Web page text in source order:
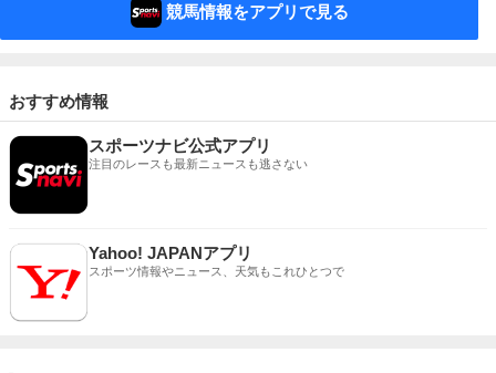
競馬情報をアプリで見る
おすすめ情報
スポーツナビ公式アプリ
注目のレースも最新ニュースも逃さない
Yahoo! JAPANアプリ
スポーツ情報やニュース、天気もこれひとつで